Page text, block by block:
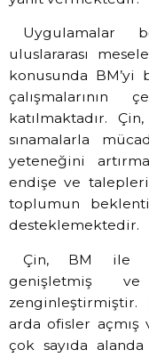
Uygulamalar
uluslararası
konusunda
katılmaktadır.
sınamalarla
yeteneğini
endişe ve
toplumun
desteklemektedir.
Çin, BM ile
genişletmiş
arda ofisler
çok sayıda